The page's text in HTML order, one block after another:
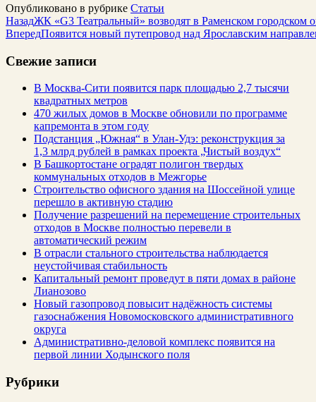
Опубликовано в рубрике Статьи
НазадЖК «G3 Театральный» возводят в Раменском городском
ВпередПоявится новый путепровод над Ярославским
Свежие записи
В Москва-Сити появится парк площадью 2,7 тысячи
квадратных метров
470 жилых домов в Москве обновили по программе
капремонта в этом году
Подстанция „Южная“ в Улан‑Удэ: реконструкция за
1,3 млрд рублей в рамках проекта „Чистый воздух“
В Башкортостане оградят полигон твердых
коммунальных отходов в Межгорье
Строительство офисного здания на Шоссейной улице
перешло в активную стадию
Получение разрешений на перемещение строительных
отходов в Москве полностью перевели в
автоматический режим
В отрасли стального строительства наблюдается
неустойчивая стабильность
Капитальный ремонт проведут в пяти домах в районе
Лианозово
Новый газопровод повысит надёжность системы
газоснабжения Новомосковского административного
округа
Административно-деловой комплекс появится на
первой линии Ходынского поля
Рубрики